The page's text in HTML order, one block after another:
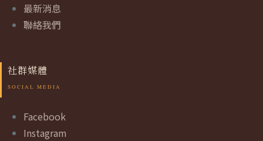
最新消息
聯絡我們
社群媒體
Facebook
Instagram